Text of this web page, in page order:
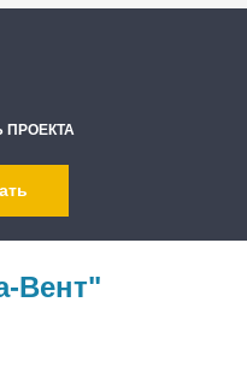
ПРОЕКТА
Вент"